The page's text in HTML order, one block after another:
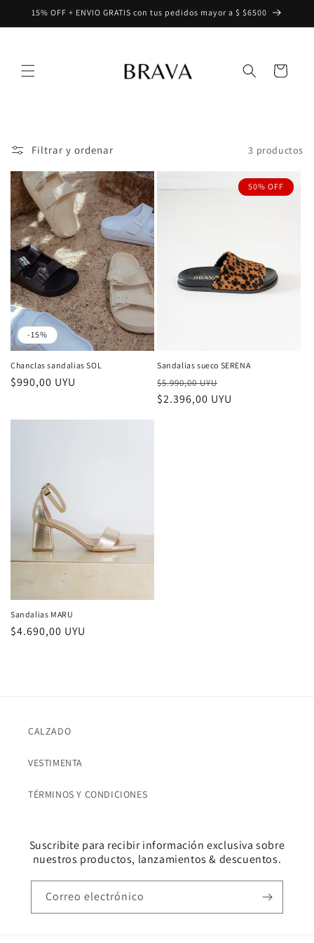
directamente
al contenido
15% OFF + ENVIO GRATIS con tus pedidos mayor a $ $6500
Carrito
Filtrar y ordenar 3 productos
-15%
Chanclas sandalias SOL
Precio
$990,00 UYU
50% OFF
Sandalias sueco SERENA
Precio
habitual
$5.990,00 UYU
de
$2.396,00 UYU
Sandalias MARU
Precio
$4.690,00 UYU
CALZADO
VESTIMENTA
TÉRMINOS Y CONDICIONES
Suscribite para recibir información exclusiva sobre
nuestros productos, lanzamientos & descuentos.
Correo electrónico